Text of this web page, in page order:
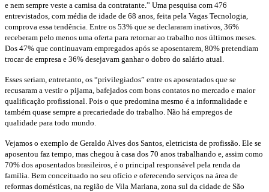
e nem sempre veste a camisa da contratante.” Uma pesquisa com 476
entrevistados, com média de idade de 68 anos, feita pela Vagas Tecnologia,
comprova essa tendência. Entre os 53% que se declararam inativos, 36%
receberam pelo menos uma oferta para retornar ao trabalho nos últimos meses.
Dos 47% que continuavam empregados após se aposentarem, 80% pretendiam
trocar de empresa e 36% desejavam ganhar o dobro do salário atual.
Esses seriam, entretanto, os “privilegiados” entre os aposentados que se
recusaram a vestir o pijama, bafejados com bons contatos no mercado e maior
qualificação profissional. Pois o que predomina mesmo é a informalidade e
também quase sempre a precariedade do trabalho. Não há empregos de
qualidade para todo mundo.
Vejamos o exemplo de Geraldo Alves dos Santos, eletricista de profissão. Ele se
aposentou faz tempo, mas chegou à casa dos 70 anos trabalhando e, assim como
70% dos aposentados brasileiros, é o principal responsável pela renda da
família. Bem conceituado no seu ofício e oferecendo serviços na área de
reformas domésticas, na região de Vila Mariana, zona sul da cidade de São